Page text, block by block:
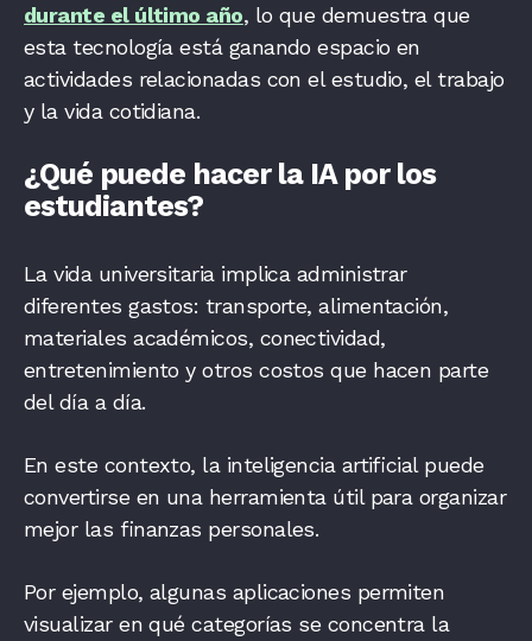
durante el último año, lo que demuestra que
esta tecnología está ganando espacio en
actividades relacionadas con el estudio, el trabajo
y la vida cotidiana.
¿Qué puede hacer la IA por los
estudiantes?
La vida universitaria implica administrar
diferentes gastos: transporte, alimentación,
materiales académicos, conectividad,
entretenimiento y otros costos que hacen parte
del día a día.
En este contexto, la inteligencia artificial puede
convertirse en una herramienta útil para organizar
mejor las finanzas personales.
Por ejemplo, algunas aplicaciones permiten
visualizar en qué categorías se concentra la